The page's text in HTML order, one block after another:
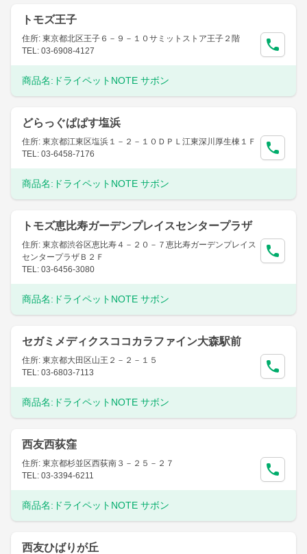
トモズ王子
住所: 東京都北区王子６－９－１０サミットストア王子２階
TEL: 03-6908-4127
商品名: ドライペットNOTE サボン
どらっぐぱぱす塩浜
住所: 東京都江東区塩浜１－２－１０ＤＰＬ江東深川厚生棟１Ｆ
TEL: 03-6458-7176
商品名: ドライペットNOTE サボン
トモズ恵比寿ガーデンプレイスセンタープラザ
住所: 東京都渋谷区恵比寿４－２０－７恵比寿ガーデンプレイス
センタープラザＢ２Ｆ
TEL: 03-6456-3080
商品名: ドライペットNOTE サボン
セガミメディクスココカラファイン大森駅前
住所: 東京都大田区山王２－２－１５
TEL: 03-6803-7113
商品名: ドライペットNOTE サボン
西友西荻窪
住所: 東京都杉並区西荻南３－２５－２７
TEL: 03-3394-6211
商品名: ドライペットNOTE サボン
西友ひばりが丘